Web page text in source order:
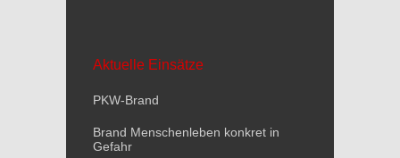
Aktuelle Einsätze
PKW-Brand
Brand Menschenleben konkret in
Gefahr